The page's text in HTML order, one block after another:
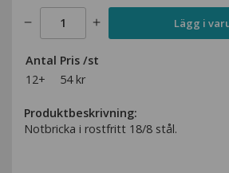
Lägg i
Antal Pris /st
12+
54 kr
Produktbeskrivning:
Notbricka i rostfritt 18/8 stål.